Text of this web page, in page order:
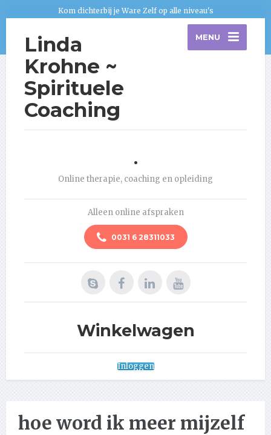
Kom dichterbij je Ware Zelf op alle niveau's
Linda
Krohne ~
Spirituele
Coaching
MENU
.
Online therapie, coaching en opleiding
Alleen online afspraken
0031 6 28311033
Winkelwagen
Inloggen
hoe word ik meer mijzelf